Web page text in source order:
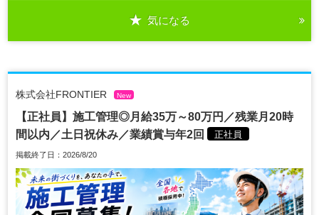
気になる
株式会社FRONTIER New
【正社員】施工管理◎月給35万～80万円／残業月20時
間以内／土日祝休み／業績賞与年2回
正社員
掲載終了日：2026/8/20